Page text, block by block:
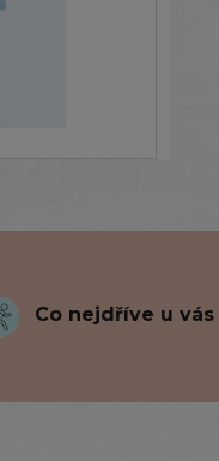
Co nejdříve u vás